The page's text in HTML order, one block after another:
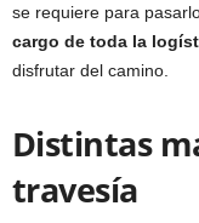
se requiere para
cargo de toda la
disfrutar del camino.
Distintas
travesía